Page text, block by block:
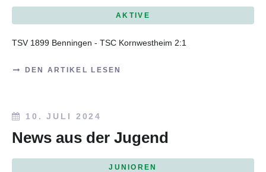
AKTIVE
TSV 1899 Benningen - TSC Kornwestheim 2:1
DEN ARTIKEL LESEN
10. JULI 2024
News aus der Jugend
JUNIOREN